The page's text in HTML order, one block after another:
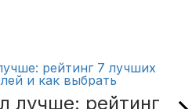
лучше: рейтинг